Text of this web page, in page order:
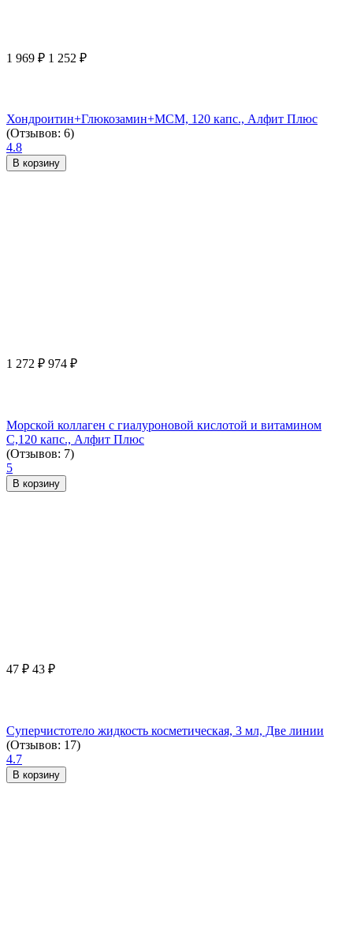
1 969 ₽ 1 252 ₽
Хондроитин+Глюкозамин+МСМ, 120 капс., Алфит Плюс
(Отзывов: 6)
4.8
В корзину
1 272 ₽ 974 ₽
Морской коллаген с гиалуроновой кислотой и витамином
С,120 капс., Алфит Плюс
(Отзывов: 7)
5
В корзину
47 ₽ 43 ₽
Суперчистотело жидкость косметическая, 3 мл, Две линии
(Отзывов: 17)
4.7
В корзину